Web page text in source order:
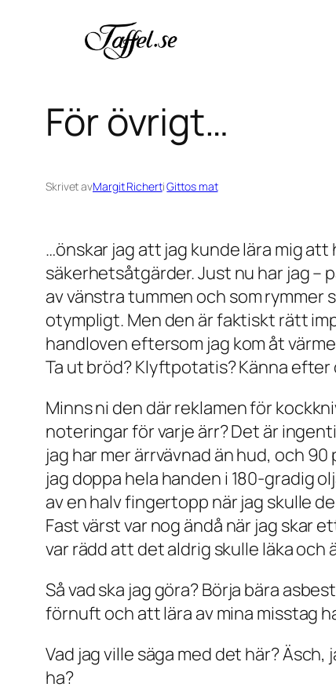
För övrigt…
Skrivet avMargit RichertiGittos mat
…önskar jag att jag kunde lära mig
säkerhetsåtgärder. Just nu har jag –
av vänstra tummen och som
otympligt. Men den är faktiskt rätt
handloven eftersom jag kom åt
Ta ut bröd? Klyftpotatis? Känna efter
Minns ni den där reklamen för
noteringar för varje ärr? Det är
jag har mer ärrvävnad än hud, och
jag doppa hela handen i 180-gradig
av en halv fingertopp när jag skulle
Fast värst var nog ändå när jag skar
var rädd att det aldrig skulle läka
Så vad ska jag göra? Börja bära
förnuft och att lära av mina misstag
Vad jag ville säga med det här?
ha?